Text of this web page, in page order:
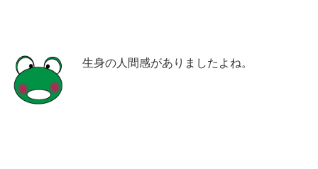
生身の人間感がありましたよね。